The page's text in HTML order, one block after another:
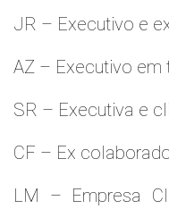
JR – Executivo e
AZ – Executivo em
SR – Executiva e
CF – Ex
LM – Empresa